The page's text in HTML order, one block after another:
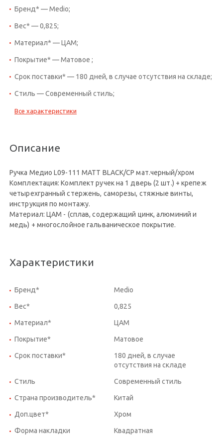
Бренд* — Medio;
Вес* — 0,825;
Материал* — ЦАМ;
Покрытие* — Матовое ;
Срок поставки* — 180 дней, в случае отсутствия на складе;
Стиль — Современный стиль;
Все характеристики
Описание
Ручка Медио L09-111 MATT BLACK/CP мат.черный/хром
Комплектация: Комплект ручек на 1 дверь (2 шт.) + крепеж
четырехгранный стержень, саморезы, стяжные винты,
инструкция по монтажу.
Материал: ЦАМ - (сплав, содержащий цинк, алюминий и
медь) + многослойное гальваническое покрытие.
Характеристики
Бренд* Medio
Вес* 0,825
Материал* ЦАМ
Покрытие* Матовое
Срок поставки*
180 дней, в случае
отсутствия на складе
Стиль Современный стиль
Страна производитель* Китай
Доп.цвет* Хром
Форма накладки Квадратная